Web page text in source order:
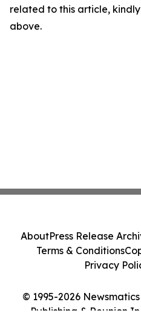
related to this article,
above.
© 1995-2026
Publishing & Reunion
AboutPress Release
Terms & Conditions
Privacy